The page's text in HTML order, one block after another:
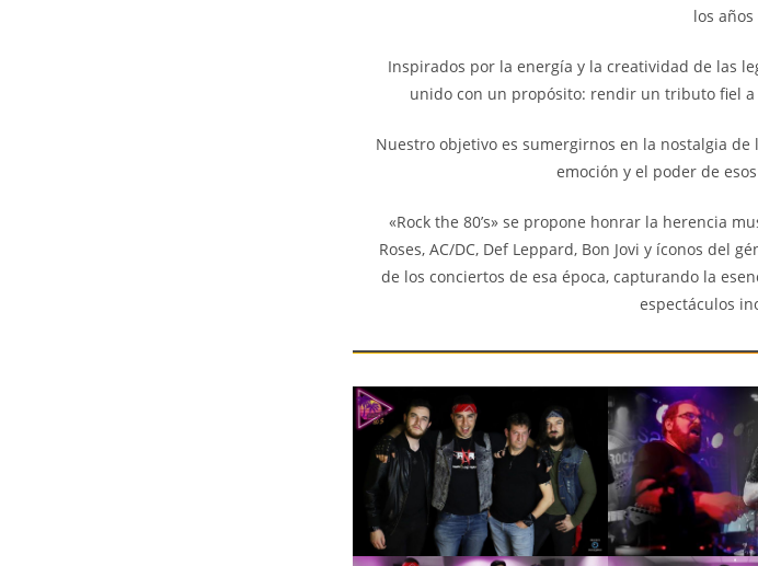
los años
Inspirados por la energía y la creatividad de las
unido con un propósito: rendir un tributo fiel
Nuestro objetivo es sumergirnos en la nostalgia
emoción y el poder de
«Rock the 80’s» se propone honrar la herencia
Roses, AC/DC, Def Leppard, Bon Jovi y íconos del
de los conciertos de esa época, capturando la
espectáculos